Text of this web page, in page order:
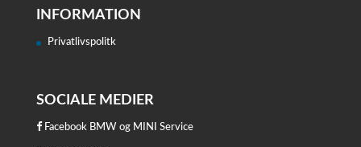
INFORMATION
Privatlivspolitk
SOCIALE MEDIER
Facebook BMW og MINI Service